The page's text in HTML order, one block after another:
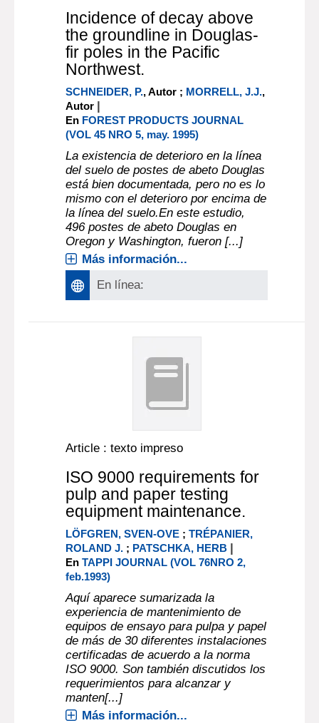
Incidence of decay above
the groundline in Douglas-
fir poles in the Pacific
Northwest.
SCHNEIDER, P., Autor ; MORRELL, J.J.,
Autor |
En FOREST PRODUCTS JOURNAL
(VOL 45 NRO 5, may. 1995)
La existencia de deterioro en la línea
del suelo de postes de abeto Douglas
está bien documentada, pero no es lo
mismo con el deterioro por encima de
la línea del suelo.En este estudio,
496 postes de abeto Douglas en
Oregon y Washington, fueron [...]
Más información...
En línea:
Article : texto impreso
ISO 9000 requirements for
pulp and paper testing
equipment maintenance.
LÖFGREN, SVEN-OVE ;TRÉPANIER,
ROLAND J. ; PATSCHKA, HERB |
EnTAPPI JOURNAL (VOL 76NRO 2,
feb.1993)
Aquí aparece sumarizada la
experiencia de mantenimiento de
equipos de ensayo para pulpa y papel
de más de 30 diferentes instalaciones
certificadas de acuerdo a la norma
ISO 9000. Son también discutidos los
requerimientos para alcanzar y
manten[...]
Más información...